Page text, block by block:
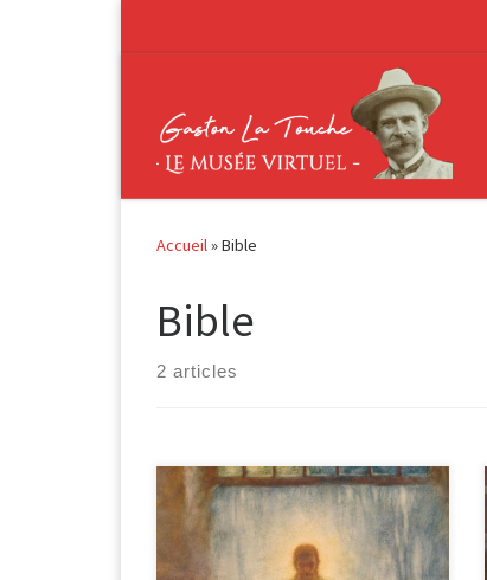
Accueil»Bible
Bible
2 articles
Le transfert des reliques, 1899 huile
sur toile Dimensions: 145×156,5 cm
Entré à l’Ermitage en 1948; remis du